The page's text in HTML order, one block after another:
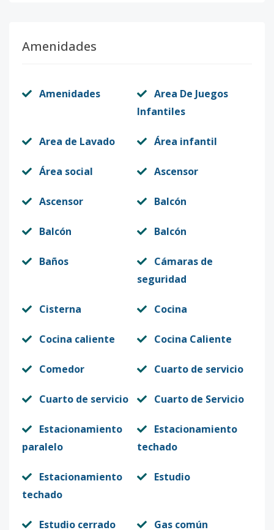
Amenidades
Amenidades
Area De Juegos
Infantiles
Area de Lavado Área infantil
Área social Ascensor
Ascensor Balcón
Balcón Balcón
Baños
Cámaras de
seguridad
Cisterna Cocina
Cocina caliente Cocina Caliente
Comedor Cuarto de servicio
Cuarto de servicio Cuarto de Servicio
Estacionamiento
paralelo
Estacionamiento
techado
Estacionamiento
techado
Estudio
Estudio cerrado Gas común